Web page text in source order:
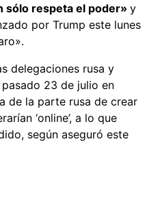
sólo respeta el poder» y
por Trump este lunes
delegaciones rusa y
23 de julio en
de la parte rusa de crear
‘online’, a lo que
según aseguró este